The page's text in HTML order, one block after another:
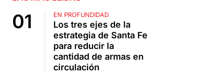
EN PROFUNDIDAD
Los tres ejes de la
estrategia de Santa Fe
para reducir la
cantidad de armas en
circulación